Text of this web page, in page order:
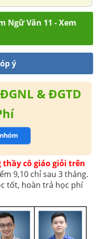
Ngữ Văn 11 - Xem
ý
& ĐGTD
thầy cô giáo giỏi trên
9,10 chỉ sau 3 tháng.
tốt, hoàn trả học phí